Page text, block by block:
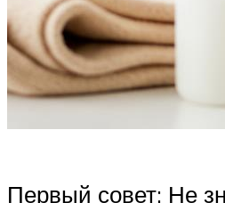
Первый совет: Не